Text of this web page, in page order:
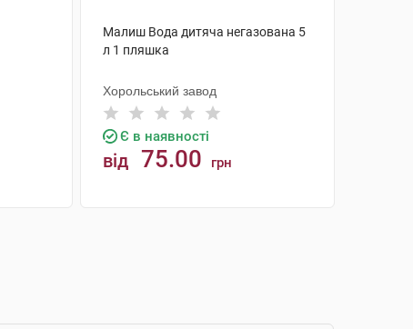
Малиш Вода дитяча негазована 5
л 1 пляшка
Хорольський завод
Є в наявності
від 75.00 грн